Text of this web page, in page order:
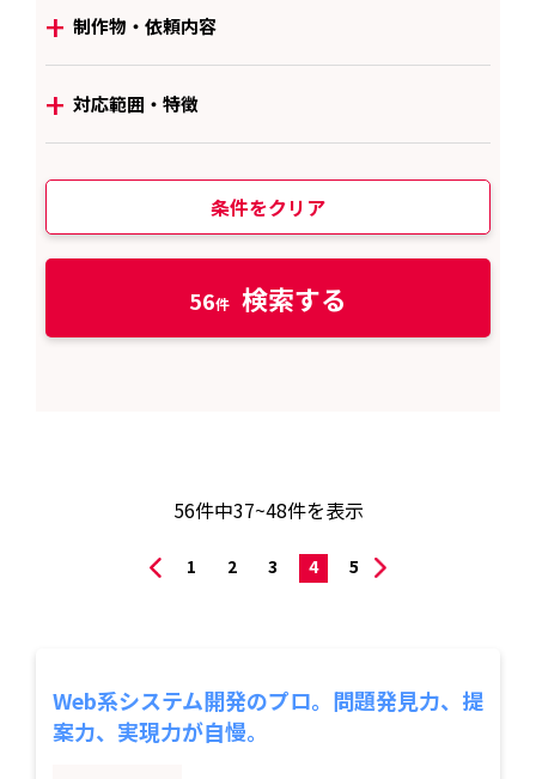
+ 制作物・依頼内容
+ 対応範囲・特徴
条件をクリア
56 検索する
56件中37~48件を表示
1 2 3 4 5
Web系システム開発のプロ。問題発見力、提
案力、実現力が自慢。